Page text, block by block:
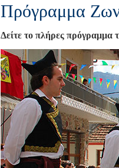
Πρόγραμμα
Δείτε το πλήρες